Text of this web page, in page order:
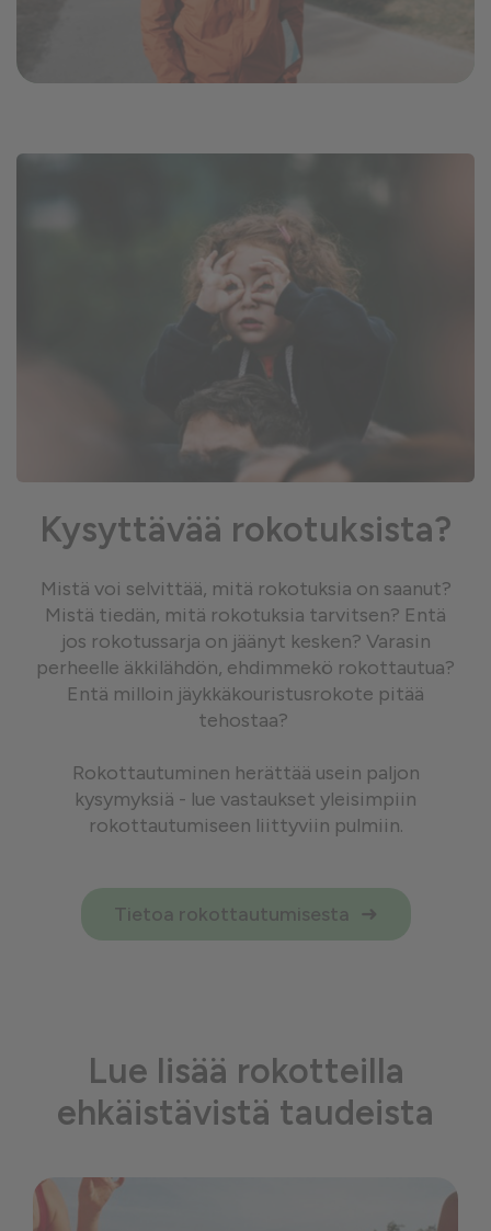
Kysyttävää rokotuksista?
Mistä voi selvittää, mitä rokotuksia on saanut?
Mistä tiedän, mitä rokotuksia tarvitsen? Entä
jos rokotussarja on jäänyt kesken? Varasin
perheelle äkkilähdön, ehdimmekö rokottautua?
Entä milloin jäykkäkouristusrokote pitää
tehostaa?
Rokottautuminen herättää usein paljon
kysymyksiä - lue vastaukset yleisimpiin
rokottautumiseen liittyviin pulmiin.
Tietoa rokottautumisesta
Lue lisää rokotteilla
ehkäistävistä taudeista